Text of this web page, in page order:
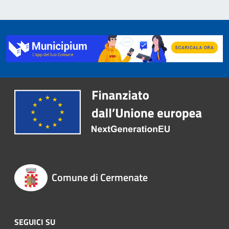
Comune di Cermenate
SEGUICI SU